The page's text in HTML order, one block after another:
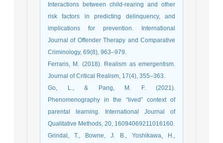
Interactions between child-rearing and other
risk factors in predicting delinquency, and
implications for prevention. International
Journal of Offender Therapy and Comparative
Criminology, 69(8), 963–979.
Ferraris, M. (2018). Realism as emergentism.
Journal of Critical Realism, 17(4), 355–363.
Go, L., & Pang, M. F. (2021).
Phenomenography in the “lived” context of
parental learning. International Journal of
Qualitative Methods, 20, 16094069211016160.
Grindal, T., Bowne, J. B., Yoshikawa, H.,